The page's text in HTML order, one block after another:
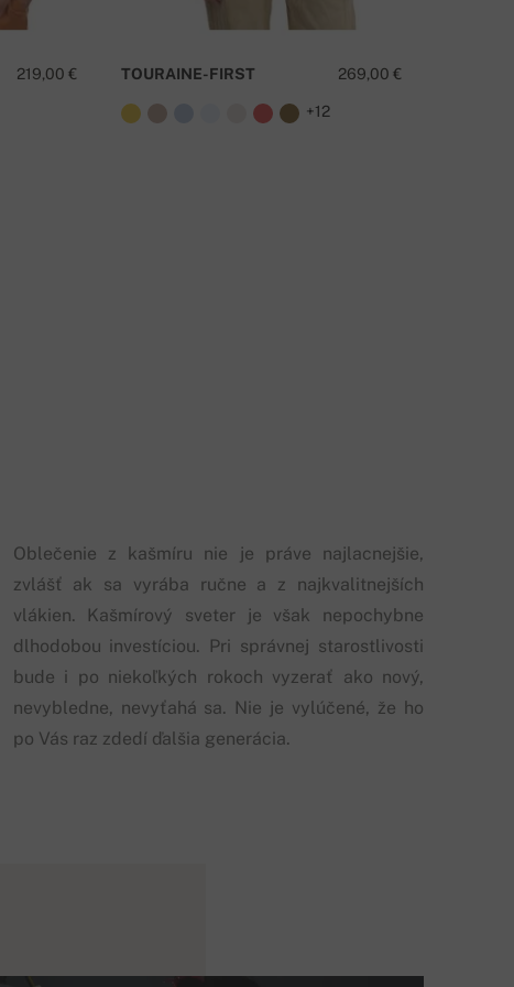
219,00 € 269,00 €
TOURAINE-FIRST
+12
Oblečenie z kašmíru nie je práve najlacnejšie,
zvlášť ak sa vyrába ručne a z najkvalitnejších
vlákien. Kašmírový sveter je však nepochybne
dlhodobou investíciou. Pri správnej starostlivosti
bude i po niekoľkých rokoch vyzerať ako nový,
nevybledne, nevyťahá sa. Nie je vylúčené, že ho
po Vás raz zdedí ďalšia generácia.